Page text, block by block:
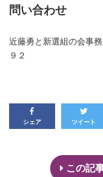
問い合わせ
近藤勇と新選組の会事
９２
シェア ツイート
この記